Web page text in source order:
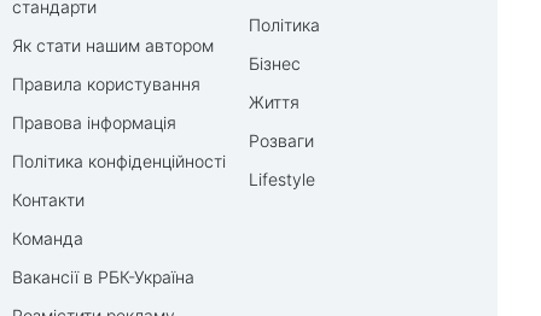
стандарти
Як стати нашим автором
Правила користування
Правова інформація
Політика конфіденційності
Контакти
Команда
Вакансії в РБК-Україна
Політика
Бізнес
Життя
Розваги
Lifestyle